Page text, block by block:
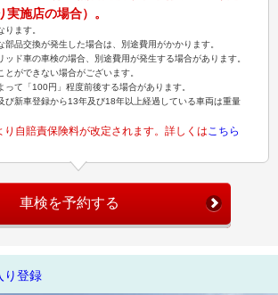
施店の場合）。
ます。
品交換が発生した場合は、別途費用がかかります。
ド車の車検の場合、別途費用が発生する場合があります。
とができない場合がございます。
て「100円」程度前後する場合があります。
び新車登録から13年及び18年以上経過している車両は重量
自賠責保険料が改定されます。詳しくはこちら
車検を予約する
り登録